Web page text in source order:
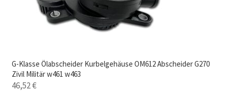
G-Klasse Ölabscheider Kurbelgehäuse OM612 Abscheider G270
Zivil Militär w461 w463
46,52€